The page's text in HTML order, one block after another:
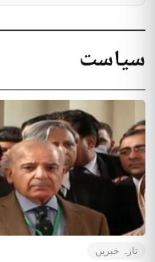
سیاست
تازہ خبریں